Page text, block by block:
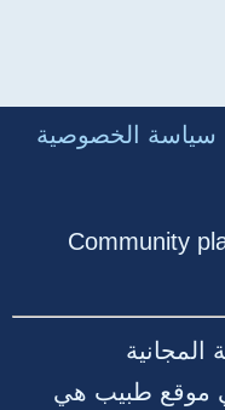
سياسة الخصوصية
Community
المجانية
موقع طبيب هي